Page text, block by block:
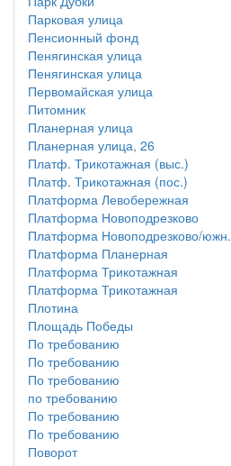
Парковая улица
Пенсионный фонд
Пенягинская улица
Пенягинская улица
Первомайская улица
Питомник
Планерная улица
Планерная улица, 26
Платф. Трикотажная (выс.)
Платф. Трикотажная (пос.)
Платформа Левобережная
Платформа Новоподрезково
Платформа Новоподрезково/южн.
Платформа Планерная
Платформа Трикотажная
Платформа Трикотажная
Плотина
Площадь Победы
По требованию
По требованию
По требованию
по требованию
По требованию
По требованию
Поворот